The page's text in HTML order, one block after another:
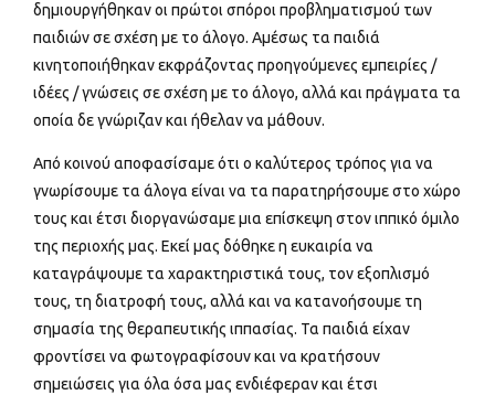
δημιουργήθηκαν οι πρώτοι σπόροι προβληματισμού των
παιδιών σε σχέση με το άλογο. Αμέσως τα παιδιά
κινητοποιήθηκαν εκφράζοντας προηγούμενες εμπειρίες /
ιδέες / γνώσεις σε σχέση με το άλογο, αλλά και πράγματα τα
οποία δε γνώριζαν και ήθελαν να μάθουν.
Από κοινού αποφασίσαμε ότι ο καλύτερος τρόπος για να
γνωρίσουμε τα άλογα είναι να τα παρατηρήσουμε στο χώρο
τους και έτσι διοργανώσαμε μια επίσκεψη στον ιππικό όμιλο
της περιοχής μας. Εκεί μας δόθηκε η ευκαιρία να
καταγράψουμε τα χαρακτηριστικά τους, τον εξοπλισμό
τους, τη διατροφή τους, αλλά και να κατανοήσουμε τη
σημασία της θεραπευτικής ιππασίας. Τα παιδιά είχαν
φροντίσει να φωτογραφίσουν και να κρατήσουν
σημειώσεις για όλα όσα μας ενδιέφεραν και έτσι